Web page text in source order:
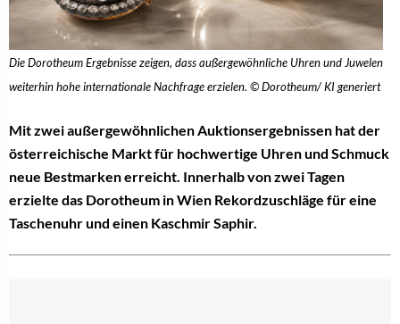
Die Dorotheum Ergebnisse zeigen, dass außergewöhnliche Uhren und Juwelen
weiterhin hohe internationale Nachfrage erzielen. © Dorotheum/ KI generiert
Mit zwei außergewöhnlichen Auktionsergebnissen hat der
österreichische Markt für hochwertige Uhren und Schmuck
neue Bestmarken erreicht. Innerhalb von zwei Tagen
erzielte das Dorotheum in Wien Rekordzuschläge für eine
Taschenuhr und einen Kaschmir Saphir.